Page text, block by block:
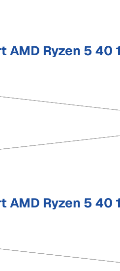
Ryzen 5 40
Ryzen 5 40